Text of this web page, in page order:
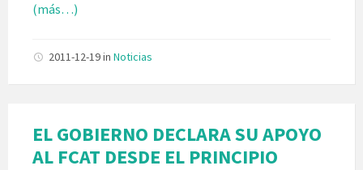
(más…)
2011-12-19in Noticias
EL GOBIERNO DECLARA SU APOYO
AL FCAT DESDE EL PRINCIPIO